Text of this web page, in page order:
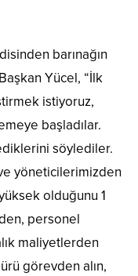
barınağın
Yücel, “İlk
istiyoruz,
başladılar.
söylediler.
yöneticilerimizden
olduğunu 1
personel
maliyetlerden
görevden alın,